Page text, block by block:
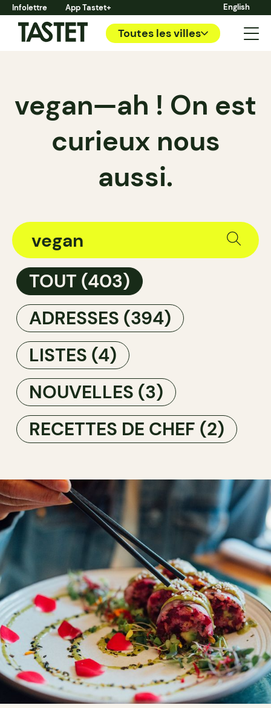
Infolettre App Tastet+ English
Toutes les villes
vegan—ah ! On est
curieux nous
aussi.
TOUT (403)
ADRESSES (394)
LISTES (4)
NOUVELLES (3)
RECETTES DE CHEF (2)